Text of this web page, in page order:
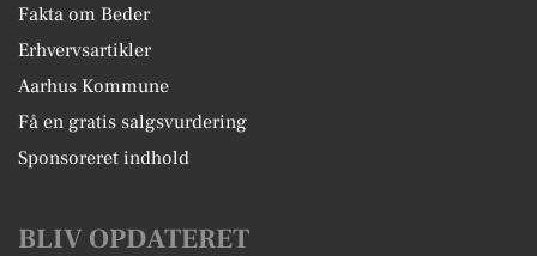
Fakta om Beder
Erhvervsartikler
Aarhus Kommune
Få en gratis salgsvurdering
Sponsoreret indhold
BLIV OPDATERET